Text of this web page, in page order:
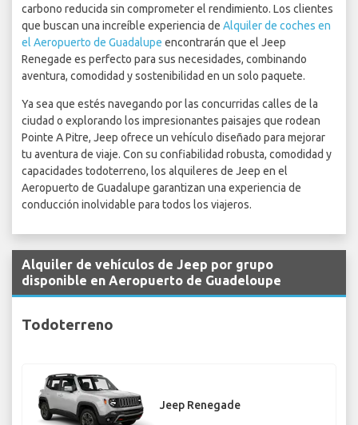
carbono reducida sin comprometer el rendimiento. Los clientes
que buscan una increíble experiencia de Alquiler de coches en
el Aeropuerto de Guadalupe encontrarán que el Jeep
Renegade es perfecto para sus necesidades, combinando
aventura, comodidad y sostenibilidad en un solo paquete.
Ya sea que estés navegando por las concurridas calles de la
ciudad o explorando los impresionantes paisajes que rodean
Pointe A Pitre, Jeep ofrece un vehículo diseñado para mejorar
tu aventura de viaje. Con su confiabilidad robusta, comodidad y
capacidades todoterreno, los alquileres de Jeep en el
Aeropuerto de Guadalupe garantizan una experiencia de
conducción inolvidable para todos los viajeros.
Alquiler de vehículos de Jeep por grupo
disponible en Aeropuerto de Guadeloupe
Todoterreno
Jeep Renegade